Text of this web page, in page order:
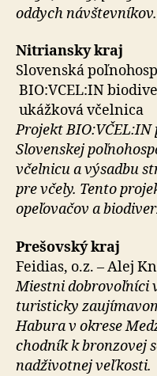
oddych návštevníkov.
Nitriansky kraj
Slovenská
BIO:VCEL:IN
ukážková včelnica
Projekt BIO:VČEL:IN
Slovenskej
včelnicu a výsadbu
pre včely. Tento
opeľovačov a
Prešovský kraj
Feidias, o.z. – Alej
Miestni dobrovoľníci
turisticky
Habura v okrese
chodník k bronzovej
nadživotnej veľkosti.